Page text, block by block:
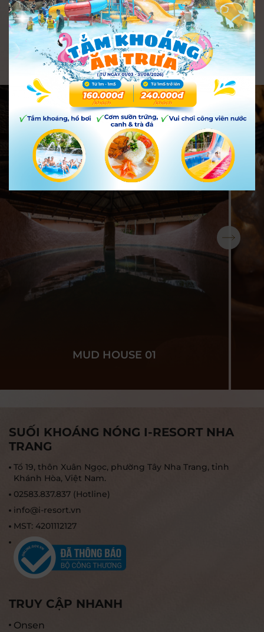
Có thể bạn thích
Dịch vụ khác
MUD HOUSE 01
SUỐI KHOÁNG NÓNG I-RESORT NHA
TRANG
Tổ 19, thôn Xuân Ngọc, phường Tây Nha Trang, tỉnh
Khánh Hòa, Việt Nam.
02583.837.837 (Hotline)
info@i-resort.vn
MST: 4201112127
TRUY CẬP NHANH
Onsen